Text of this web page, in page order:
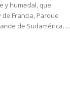
y humedal, que
Francia, Parque
de Sudamérica. ...